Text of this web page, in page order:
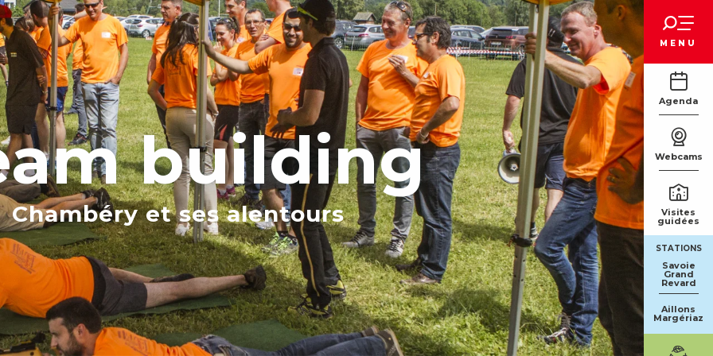
MENU
Agenda
Webcams
Visites
guidées
STATIONS
Savoie
Grand
Revard
Aillons
Margériaz
building
Chambéry et ses alentours